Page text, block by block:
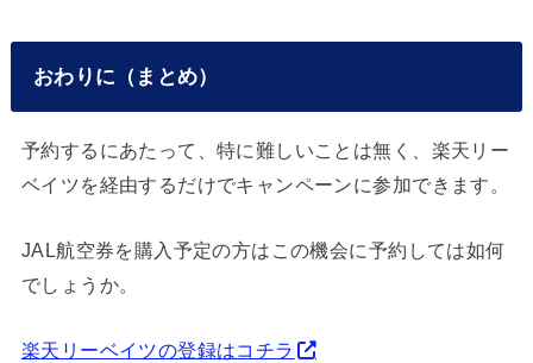
おわりに（まとめ）
予約するにあたって、特に難しいことは無く、楽天リー
ベイツを経由するだけでキャンペーンに参加できます。
JAL航空券を購入予定の方はこの機会に予約しては如何
でしょうか。
楽天リーベイツの登録はコチラ